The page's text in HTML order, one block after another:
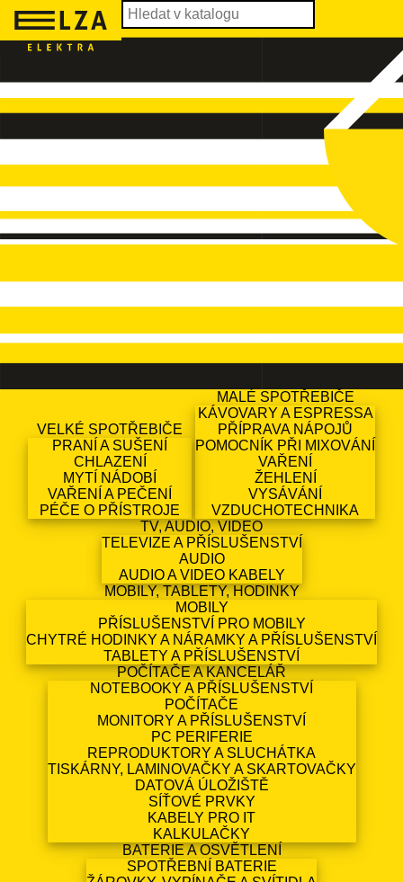
VELKÉ SPOTŘEBIČE
PRANÍ A SUŠENÍ
CHLAZENÍ
MYTÍ NÁDOBÍ
VAŘENÍ A PEČENÍ
PÉČE O PŘÍSTROJE
MALÉ SPOTŘEBIČE
KÁVOVARY A ESPRESSA
PŘÍPRAVA NÁPOJŮ
POMOCNÍK PŘI MIXOVÁNÍ
VAŘENÍ
ŽEHLENÍ
VYSÁVÁNÍ
VZDUCHOTECHNIKA
TV, AUDIO, VIDEO
TELEVIZE A PŘÍSLUŠENSTVÍ
AUDIO
AUDIO A VIDEO KABELY
MOBILY, TABLETY, HODINKY
MOBILY
PŘÍSLUŠENSTVÍ PRO MOBILY
CHYTRÉ HODINKY A NÁRAMKY A PŘÍSLUŠENSTVÍ
TABLETY A PŘÍSLUŠENSTVÍ
POČÍTAČE A KANCELÁŘ
NOTEBOOKY A PŘÍSLUŠENSTVÍ
POČÍTAČE
MONITORY A PŘÍSLUŠENSTVÍ
PC PERIFERIE
REPRODUKTORY A SLUCHÁTKA
TISKÁRNY, LAMINOVAČKY A SKARTOVAČKY
DATOVÁ ÚLOŽIŠTĚ
SÍŤOVÉ PRVKY
KABELY PRO IT
KALKULAČKY
BATERIE A OSVĚTLENÍ
SPOTŘEBNÍ BATERIE